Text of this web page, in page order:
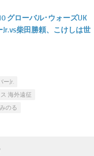
グローバル･ウォーズUK
柴田勝頼、こけしは世
ーJr.
海外遠征
のる